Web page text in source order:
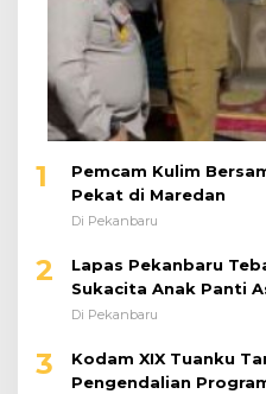
1
Pemcam Kulim
Pekat di Maredan
Di Pekanbaru
2
Lapas Pekanbaru
Sukacita Anak Panti
Bantuan Sosial
Di Pekanbaru
3
Kodam XIX Tuanku
Pengendalian